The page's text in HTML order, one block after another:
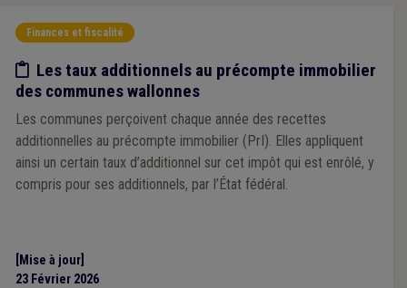
Finances et fiscalité
Etude/chiffres
Les taux additionnels au précompte immobilier
des communes wallonnes
Les communes perçoivent chaque année des recettes
additionnelles au précompte immobilier (PrI). Elles appliquent
ainsi un certain taux d’additionnel sur cet impôt qui est enrôlé, y
compris pour ses additionnels, par l’État fédéral.
[Mise à jour]
23 Février 2026